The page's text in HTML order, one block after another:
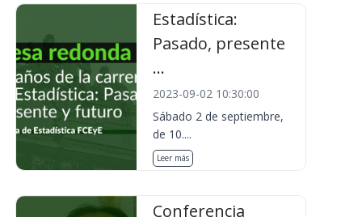
Estadística:
Pasado, presente
...
2023-09-02 10:30:00
Sábado 2 de septiembre,
de 10....
Leer más
Conferencia